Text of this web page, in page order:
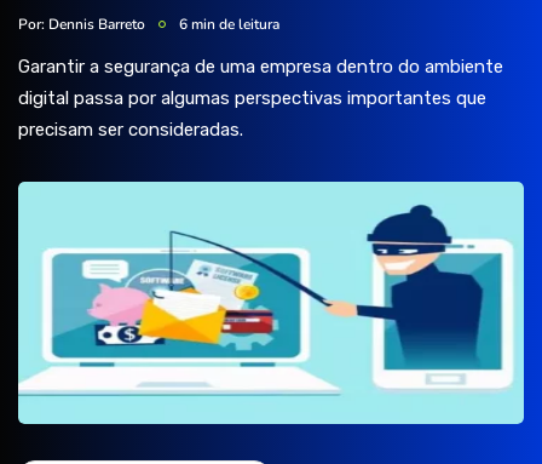
Por: Dennis Barreto 6 min de leitura
Garantir a segurança de uma empresa dentro do ambiente
digital passa por algumas perspectivas importantes que
precisam ser consideradas.